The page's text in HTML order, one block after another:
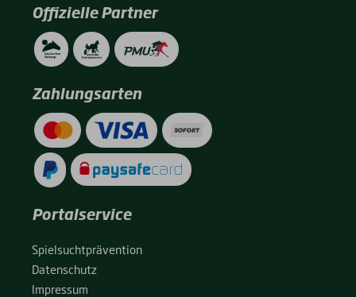
Offizielle Partner
Zahlungsarten
Portalservice
Spiel­sucht­prä­ven­ti­on
Daten­schutz
Impres­sum